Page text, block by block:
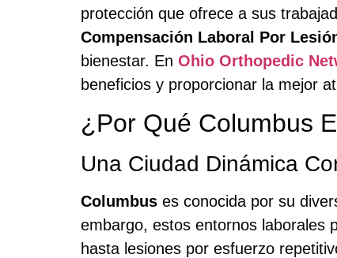
protección que ofrece a sus
Compensación Laboral Por
bienestar. En Ohio Orthopedic
beneficios y proporcionar la mejor
¿Por Qué Columbus
Una Ciudad Dinámica
Columbus es conocida por su
embargo, estos entornos laborales
hasta lesiones por esfuerzo